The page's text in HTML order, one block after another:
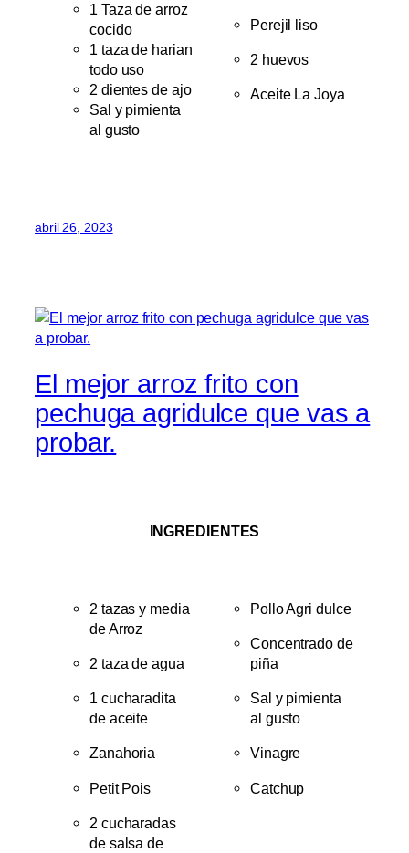
1 Taza de arroz
cocido
1 taza de harian
todo uso
2 dientes de ajo
Sal y pimienta
al gusto
Perejil liso
2 huevos
Aceite La Joya
abril 26, 2023
El mejor arroz frito con
pechuga agridulce que vas a
probar.
INGREDIENTES
2 tazas y media
de Arroz
2 taza de agua
1 cucharadita
de aceite
Zanahoria
Petit Pois
2 cucharadas
de salsa de
Pollo Agri dulce
Concentrado de
piña
Sal y pimienta
al gusto
Vinagre
Catchup